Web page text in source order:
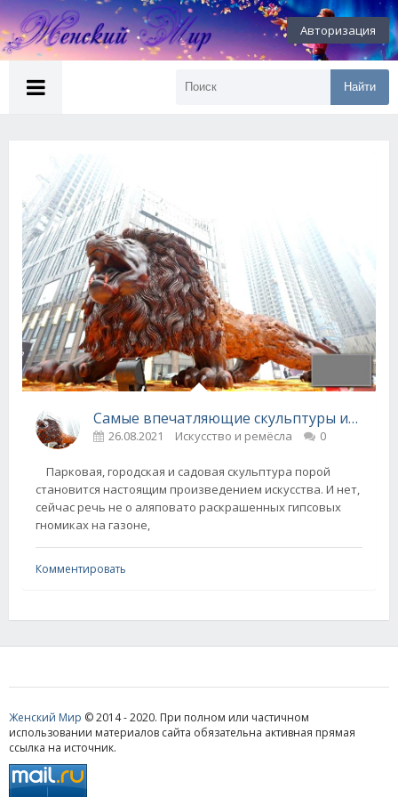
Авторизация
Найти
Самые впечатляющие скульптуры из дерева со всего мира
26.08.2021 Искусство и ремёсла 0
Парковая, городская и садовая скульптура порой
становится настоящим произведением искусства. И нет,
сейчас речь не о аляповато раскрашенных гипсовых
гномиках на газоне,
Комментировать
Женский Мир © 2014 - 2020. При полном или частичном
использовании материалов сайта обязательна активная прямая
ссылка на источник.